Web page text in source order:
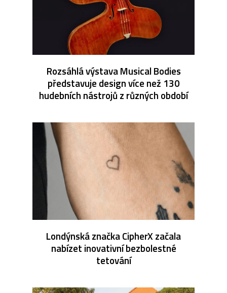
Rozsáhlá výstava Musical Bodies
představuje design více než 130
hudebních nástrojů z různých období
Londýnská značka CipherX začala
nabízet inovativní bezbolestné
tetování